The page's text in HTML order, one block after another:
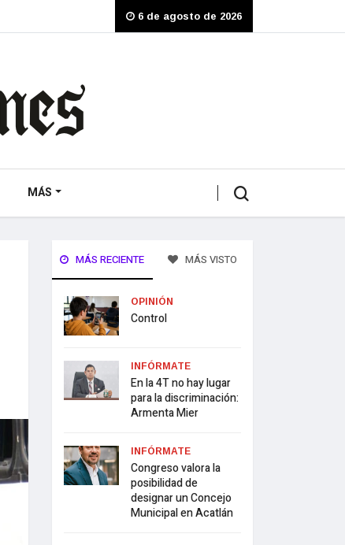
6 de agosto de 2026
MÁS
MÁS RECIENTE MÁS VISTO
OPINIÓN
Control
INFÓRMATE
En la 4T no hay lugar
para la discriminación:
Armenta Mier
INFÓRMATE
Congreso valora la
posibilidad de
designar un Concejo
Municipal en Acatlán